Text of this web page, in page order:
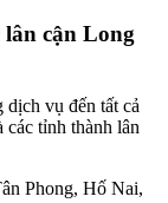
cận Long
vụ đến tất cả
tỉnh thành lân
Phong, Hố Nai,